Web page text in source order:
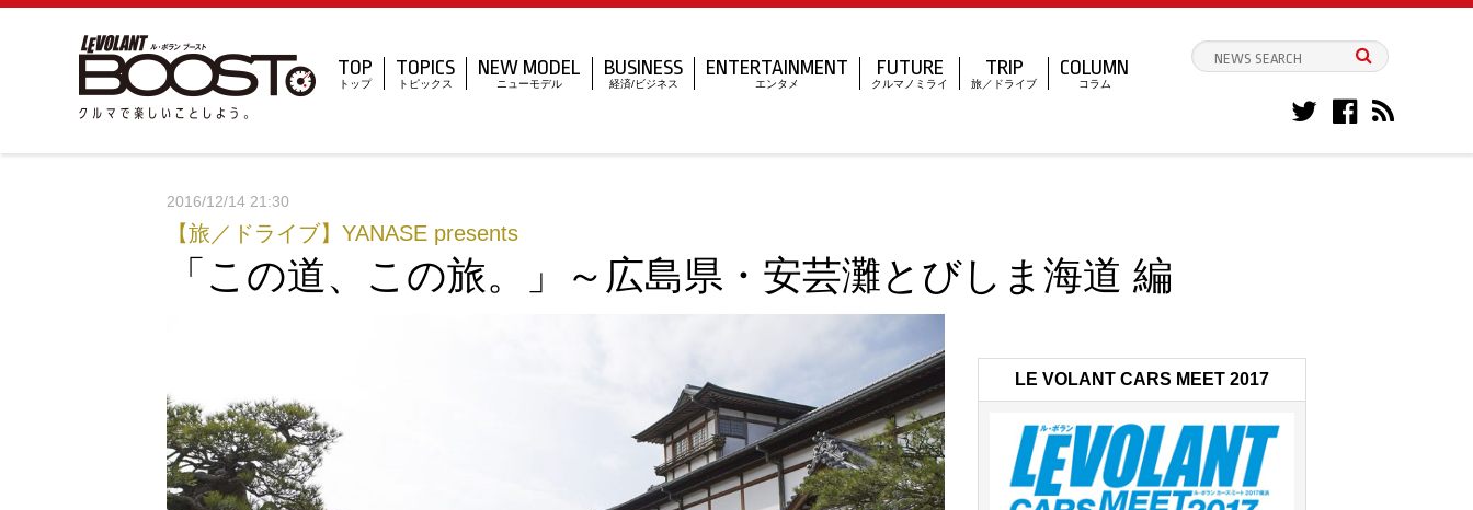
TOP
トップ
TOPICS
トピックス
NEW MODEL
ニューモデル
BUSINESS
経済/ビジネス
ENTERTAINMENT
エンタメ
FUTURE
クルマノミライ
TRIP
旅／ドライブ
COLUMN
コラム
2016/12/14 21:30
【旅／ドライブ】YANASE presents
「この道、この旅。」～広島県・安芸灘とびしま海道 編
LE VOLANT CARS MEET 2017